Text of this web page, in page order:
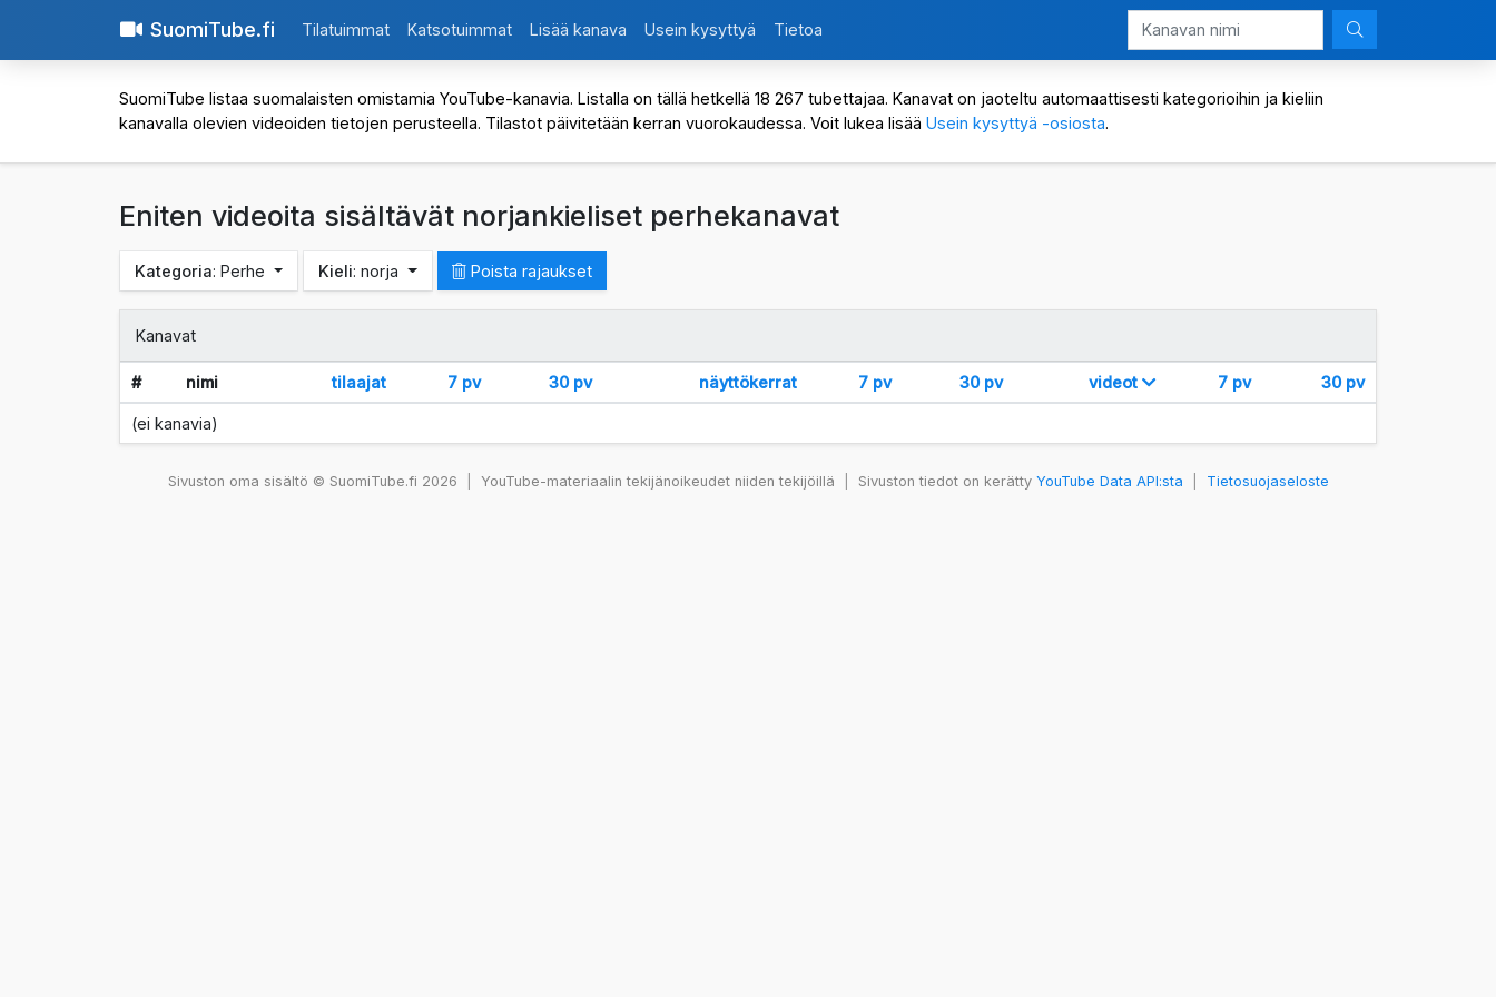
SuomiTube.fi Tilatuimmat Katsotuimmat Lisää kanava Usein kysyttyä Tietoa
SuomiTube listaa suomalaisten omistamia YouTube-kanavia. Listalla on tällä hetkellä 18 267 tubettajaa. Kanavat on jaoteltu automaattisesti kategorioihin ja kieliin
kanavalla olevien videoiden tietojen perusteella. Tilastot päivitetään kerran vuorokaudessa. Voit lukea lisää Usein kysyttyä -osiosta.
Eniten videoita sisältävät norjankieliset perhekanavat
Kategoria: Perhe Kieli: norja Poista rajaukset
Kanavat
# nimi tilaajat 7 pv 30 pv näyttökerrat 7 pv 30 pv videot 7 pv 30 pv
(ei kanavia)
Sivuston oma sisältö © SuomiTube.fi 2026 YouTube-materiaalin tekijänoikeudet niiden tekijöillä Sivuston tiedot on kerätty YouTube Data API:sta Tietosuojaseloste